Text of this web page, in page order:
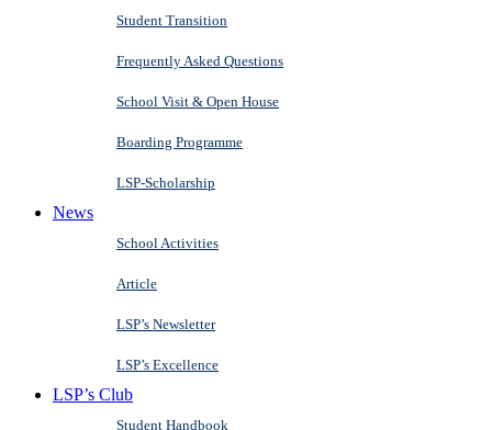
Student Transition
Frequently Asked Questions
School Visit & Open House
Boarding Programme
LSP-Scholarship
News
School Activities
Article
LSP’s Newsletter
LSP’s Excellence
LSP’s Club
Student Handbook